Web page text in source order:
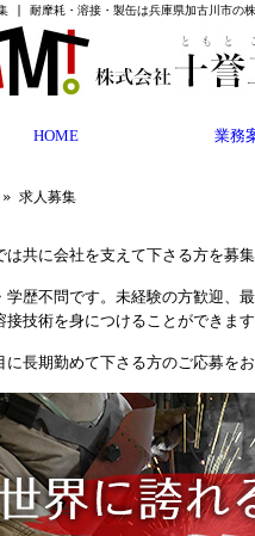
| 耐摩耗・溶接・製缶は兵庫県加古川市の
HOME 業務
» 求人募集
は共に会社を支えて下さる方を募集
学歴不問です。未経験の方歓迎、
接技術を身につけることができます
に長期勤めて下さる方のご応募をお